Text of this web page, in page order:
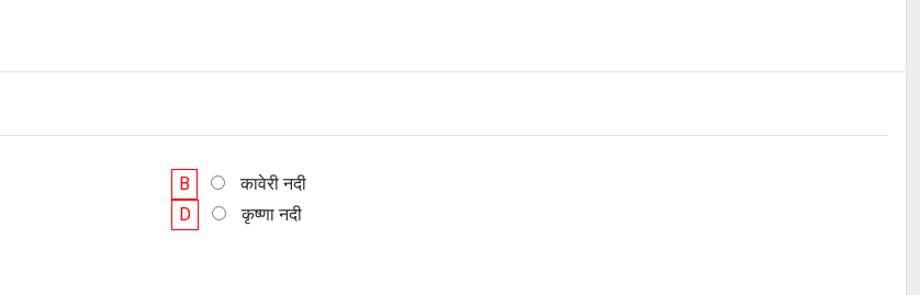
B
कावेरी नदी
D कृष्णा नदी